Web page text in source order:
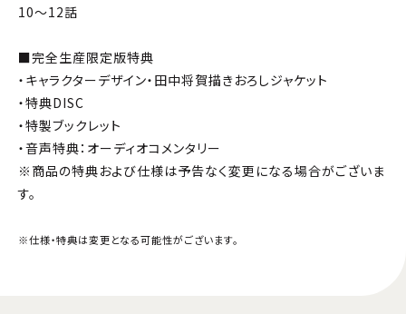
10～12話
■完全生産限定版特典
・キャラクターデザイン・田中将賀描きおろしジャケット
・特典DISC
・特製ブックレット
・音声特典：オーディオコメンタリー
※商品の特典および仕様は予告なく変更になる場合がございま
す。
※仕様・特典は変更となる可能性がございます。